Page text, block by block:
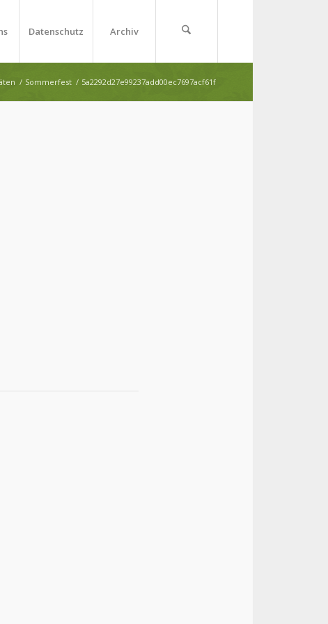
Datenschutz Archiv
/ Sommerfest / 5a2292d27e99237add00ec7697acf61f